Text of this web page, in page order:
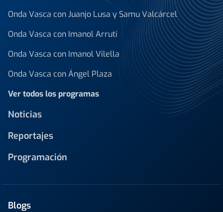
Onda Vasca con Juanjo Lusa y Samu Valcárcel
Onda Vasca con Imanol Arruti
Onda Vasca con Imanol Vilella
Onda Vasca con Ángel Plaza
Ver todos los programas
Noticias
Reportajes
Programación
Blogs